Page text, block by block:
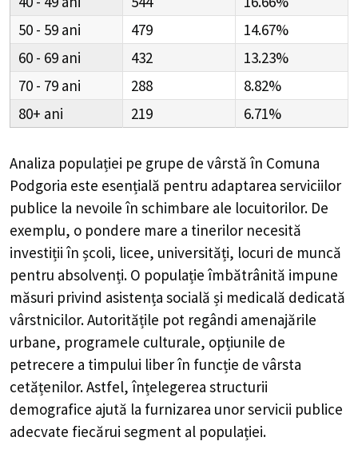
50 - 59
479
14.67%
60 - 69
432
13.23%
70 - 79
288
8.82%
80+
219 6.71%
Analiza populației pe grupe de vârstă în Comuna
Podgoria este esențială pentru adaptarea serviciilor
publice la nevoile în schimbare ale locuitorilor. De
exemplu, o pondere mare a tinerilor necesită
investiții în școli, licee, universități, locuri de muncă
pentru absolvenți. O populație îmbătrânită impune
măsuri privind asistența socială și medicală dedicată
vârstnicilor. Autoritățile pot regândi amenajările
urbane, programele culturale, opțiunile de
petrecere a timpului liber în funcție de vârsta
cetățenilor. Astfel, înțelegerea structurii
demografice ajută la furnizarea unor servicii publice
adecvate fiecărui segment al populației.